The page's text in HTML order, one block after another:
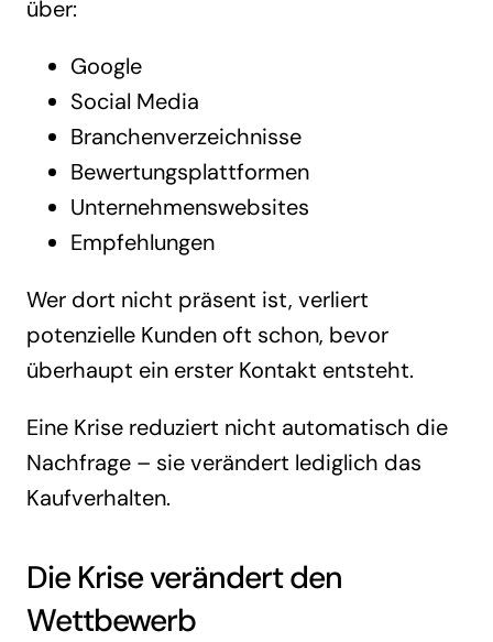
über:
Google
Social Media
Branchenverzeichnisse
Bewertungsplattformen
Unternehmenswebsites
Empfehlungen
Wer dort nicht präsent ist, verliert
potenzielle Kunden oft schon, bevor
überhaupt ein erster Kontakt entsteht.
Eine Krise reduziert nicht automatisch die
Nachfrage – sie verändert lediglich das
Kaufverhalten.
Die Krise verändert den
Wettbewerb